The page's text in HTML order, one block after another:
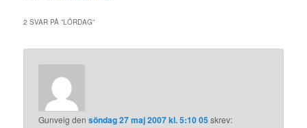
2 SVAR PÅ ”LÖRDAG”
Gunveig densöndag 27 maj 2007 kl. 5:10 05skrev: